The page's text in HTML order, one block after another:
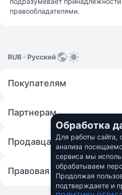
правообладателями.
RUB Русский
Покупателям
Партнерам
Продавцам
Правовая информация
Обработка
Для работы сайта,
анализа
сервиса мы
обрабатываем
Продолжая
подтверждаете и